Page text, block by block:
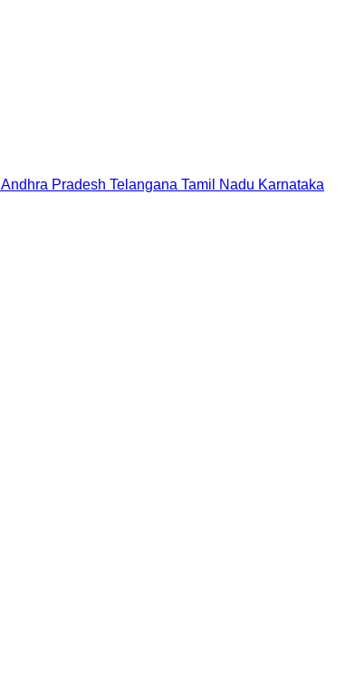
Andhra Pradesh Telangana Tamil Nadu Karnataka